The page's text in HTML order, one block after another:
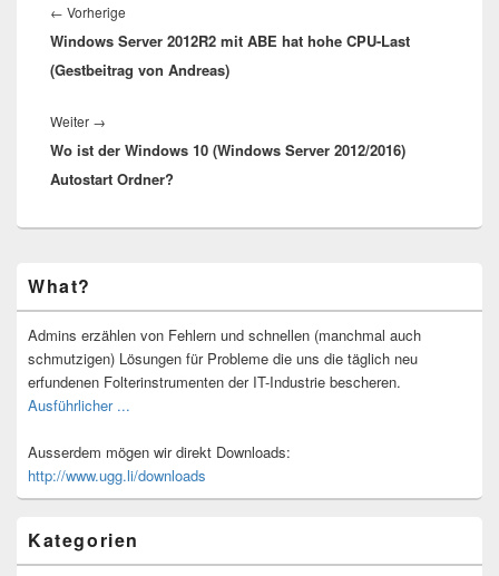
← Vorherige
Beitrag:
Windows Server 2012R2 mit ABE hat hohe CPU-Last
(Gestbeitrag von Andreas)
Weiter →
Beitrag:
Wo ist der Windows 10 (Windows Server 2012/2016)
Autostart Ordner?
Seitenleisten-
Widgetbereich
What?
Admins erzählen von Fehlern und schnellen (manchmal auch
schmutzigen) Lösungen für Probleme die uns die täglich neu
erfundenen Folterinstrumenten der IT-Industrie bescheren.
Ausführlicher ...
Ausserdem mögen wir direkt Downloads:
http://www.ugg.li/downloads
Kategorien